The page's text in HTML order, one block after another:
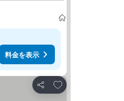
料金を表示
シェア
お気に入りに追加